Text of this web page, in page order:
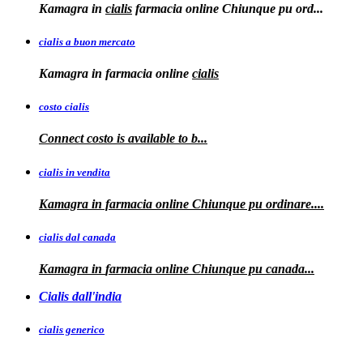
Kamagra in cialis farmacia online Chiunque pu ord...
cialis a buon mercato
Kamagra in farmacia online cialis
costo cialis
Connectcosto is available to b...
cialis in vendita
Kamagra in farmacia online Chiunque pu ordinare....
cialis dal canada
Kamagra in farmacia online Chiunque pu canada...
Cialis dall'india
cialis generico